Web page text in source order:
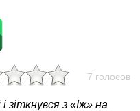
7 голосов
зіткнувся з «Іж» на